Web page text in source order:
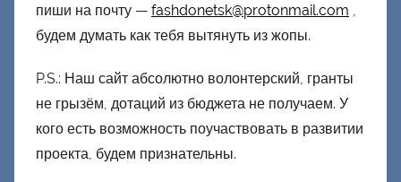
пиши на почту — fashdonetsk@protonmail.com
будем думать как тебя вытянуть из жопы.
P.S.: Наш сайт абсолютно волонтерский, гранты
не грызём, дотаций из бюджета не получаем. У
кого есть возможность поучаствовать в развитии
проекта, будем признательны.